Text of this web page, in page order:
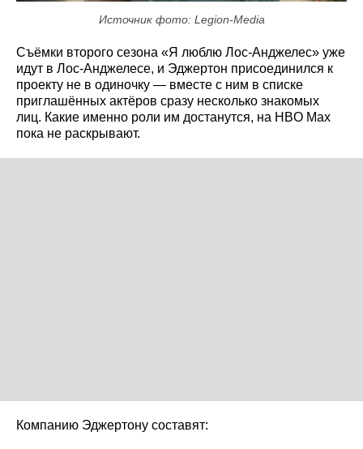
Источник фото: Legion-Media
Съёмки второго сезона «Я люблю Лос-Анджелес» уже
идут в Лос-Анджелесе, и Эджертон присоединился к
проекту не в одиночку — вместе с ним в списке
приглашённых актёров сразу несколько знакомых
лиц. Какие именно роли им достанутся, на HBO Max
пока не раскрывают.
Компанию Эджертону составят: